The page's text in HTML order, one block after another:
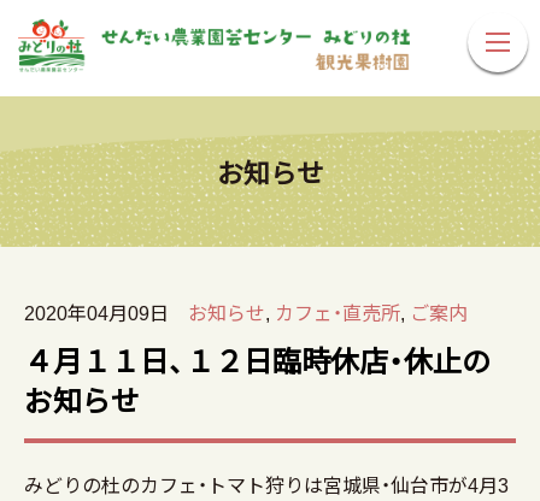
お知らせ
2020年04月09日 お知らせ, カフェ・直売所, ご案内
４月１１日、１２日臨時休店・休止の
お知らせ
みどりの杜のカフェ・トマト狩りは宮城県・仙台市が4月3